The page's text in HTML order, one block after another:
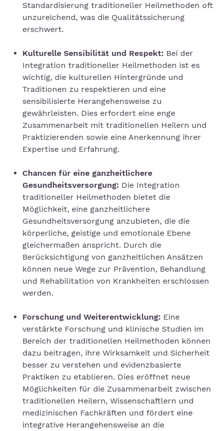
Standardisierung traditioneller Heilmethoden oft
unzureichend, was die Qualitätssicherung
erschwert.
Kulturelle Sensibilität und Respekt: Bei der
Integration traditioneller Heilmethoden ist es
wichtig, die kulturellen Hintergründe und
Traditionen zu respektieren und eine
sensibilisierte Herangehensweise zu
gewährleisten. Dies erfordert eine enge
Zusammenarbeit mit traditionellen Heilern und
Praktizierenden sowie eine Anerkennung ihrer
Expertise und Erfahrung.
Chancen für eine ganzheitlichere
Gesundheitsversorgung: Die Integration
traditioneller Heilmethoden bietet die
Möglichkeit, eine ganzheitlichere
Gesundheitsversorgung anzubieten, die die
körperliche, geistige und emotionale Ebene
gleichermaßen anspricht. Durch die
Berücksichtigung von ganzheitlichen Ansätzen
können neue Wege zur Prävention, Behandlung
und Rehabilitation von Krankheiten erschlossen
werden.
Forschung und Weiterentwicklung: Eine
verstärkte Forschung und klinische Studien im
Bereich der traditionellen Heilmethoden können
dazu beitragen, ihre Wirksamkeit und Sicherheit
besser zu verstehen und evidenzbasierte
Praktiken zu etablieren. Dies eröffnet neue
Möglichkeiten für die Zusammenarbeit zwischen
traditionellen Heilern, Wissenschaftlern und
medizinischen Fachkräften und fördert eine
integrative Herangehensweise an die